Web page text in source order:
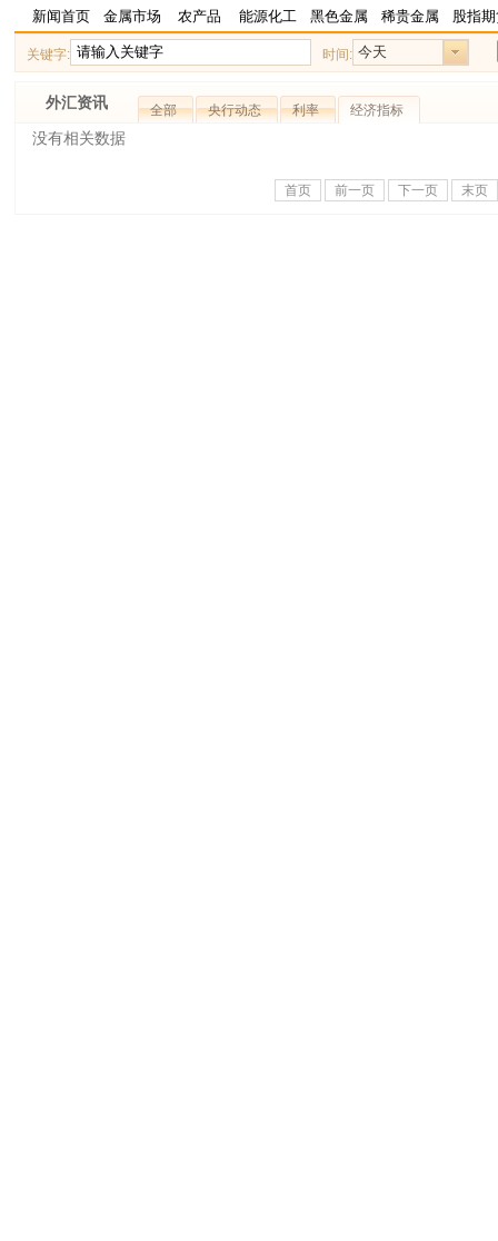
新闻首页 金属市场 农产品 能源化工 黑色金属 稀贵金属 股指
关键字: 时间: 今天
外汇资讯 全部 央行动态 利率 经济指标
没有相关数据
首页 前一页 下一页 末页